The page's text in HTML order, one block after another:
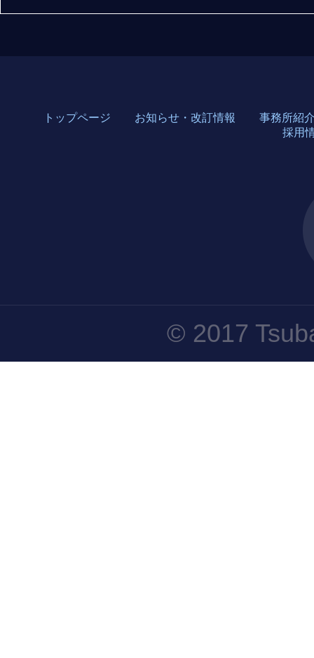
トップページ お知らせ・改訂情報
事務所紹
採用
© 2017